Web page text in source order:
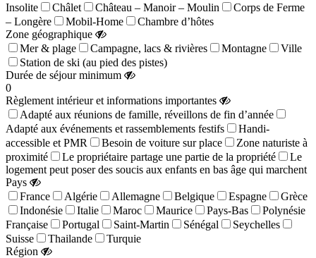
Insolite
Châlet Château – Manoir – Moulin
Corps de Ferme
– Longère
Mobil-Home
Chambre d’hôtes
Zone géographique
Mer & plage
Campagne, lacs & rivières Montagne
Ville
Station de ski (au pied des pistes)
Durée de séjour minimum
0
Règlement intérieur et informations importantes
Adapté aux réunions de famille, réveillons de fin d’année
Adapté aux événements et rassemblements festifs
Handi-
accessible et PMR
Besoin de voiture sur place
Zone naturiste à
proximité
Le propriétaire partage une partie de la propriété
Le
logement peut poser des soucis aux enfants en bas âge qui marchent
Pays
France
Algérie Allemagne Belgique Espagne
Grèce
Indonésie
Italie Maroc Maurice Pays-Bas
Polynésie
Française
Portugal Saint-Martin Sénégal
Seychelles
Suisse
Thailande
Turquie
Région